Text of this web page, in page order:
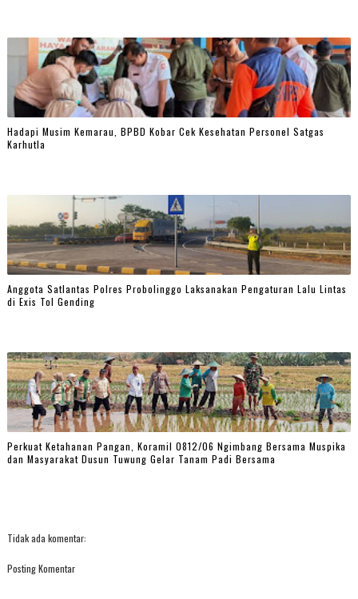
Hadapi Musim Kemarau, BPBD Kobar Cek Kesehatan Personel Satgas
Karhutla
Anggota Satlantas Polres Probolinggo Laksanakan Pengaturan Lalu Lintas
di Exis Tol Gending
Perkuat Ketahanan Pangan, Koramil 0812/06 Ngimbang Bersama Muspika
dan Masyarakat Dusun Tuwung Gelar Tanam Padi Bersama
Tidak ada komentar:
Posting Komentar